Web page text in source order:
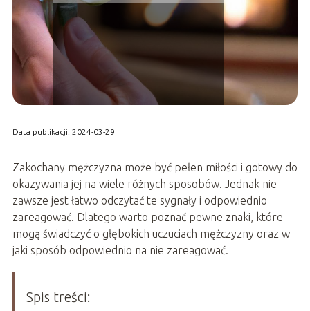
Data publikacji: 2024-03-29
Zakochany mężczyzna może być pełen miłości i gotowy do
okazywania jej na wiele różnych sposobów. Jednak nie
zawsze jest łatwo odczytać te sygnały i odpowiednio
zareagować. Dlatego warto poznać pewne znaki, które
mogą świadczyć o głębokich uczuciach mężczyzny oraz w
jaki sposób odpowiednio na nie zareagować.
Spis treści: